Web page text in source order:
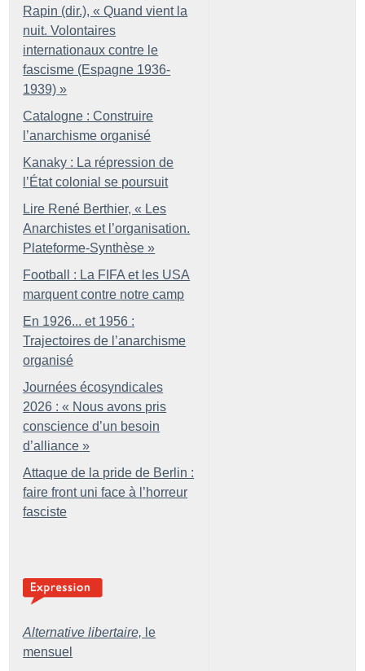
Rapin (dir.), « Quand vient la
nuit. Volontaires
internationaux contre le
fascisme (Espagne 1936-
1939) »
Catalogne : Construire
l’anarchisme organisé
Kanaky : La répression de
l’État colonial se poursuit
Lire René Berthier, « Les
Anarchistes et l’organisation.
Plateforme-Synthèse »
Football : La FIFA et les USA
marquent contre notre camp
En 1926... et 1956 :
Trajectoires de l’anarchisme
organisé
Journées écosyndicales
2026 : « Nous avons pris
conscience d’un besoin
d’alliance »
Attaque de la pride de Berlin :
faire front uni face à l’horreur
fasciste
Alternative libertaire, le
mensuel